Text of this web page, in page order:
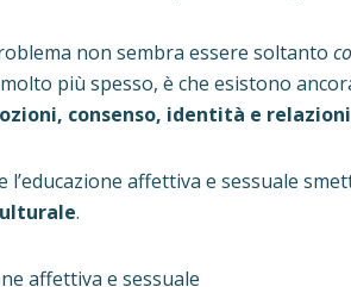
non sembra essere soltanto
più spesso, è che esistono
consenso, identità e
l’educazione affettiva e sessuale
.